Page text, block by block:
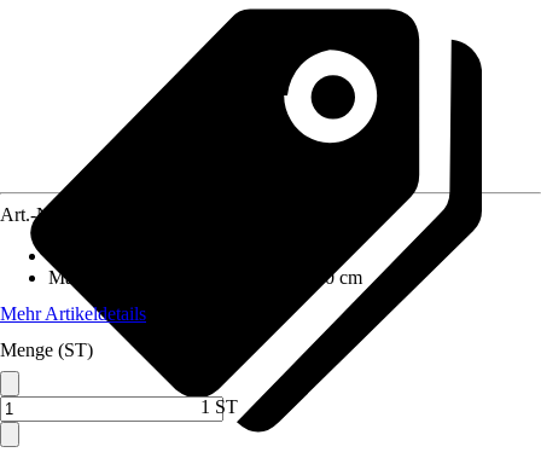
Art.-Nr.
Maße (BxHxT)
120 cm x N/A x 100 cm
Mehr Artikeldetails
Menge (ST)
1 ST